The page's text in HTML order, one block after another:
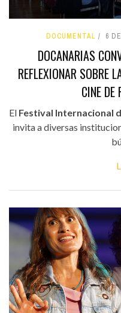
DOCUMENTAL 6
DOCANARIAS
REFLEXIONAR SOBRE
CINE
El Festival Internacional
invita a diversas